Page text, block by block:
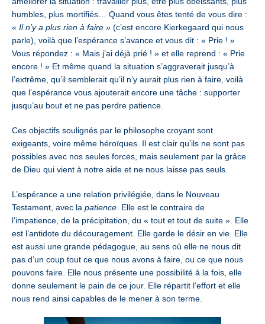
humbles, plus mortifiés… Quand vous êtes tenté de vous dire :
« Il n’y a plus rien à faire » (c’est encore Kierkegaard qui nous
parle), voilà que l’espérance s’avance et vous dit : « Prie ! »
Vous répondez : « Mais j’ai déjà prié ! » et elle reprend : « Prie
encore ! » Et même quand la situation s’aggraverait jusqu’à
l’extrême, qu’il semblerait qu’il n’y aurait plus rien à faire, voilà
que l’espérance vous ajouterait encore une tâche : supporter
jusqu’au bout et ne pas perdre patience.
Ces objectifs soulignés par le philosophe croyant sont
exigeants, voire même héroïques. Il est clair qu’ils ne sont pas
possibles avec nos seules forces, mais seulement par la grâce
de Dieu qui vient à notre aide et ne nous laisse pas seuls.
L’espérance a une relation privilégiée, dans le Nouveau
Testament, avec la patience . Elle est le contraire de
l’impatience, de la précipitation, du « tout et tout de suite ». Elle
est l’antidote du découragement. Elle garde le désir en vie. Elle
est aussi une grande pédagogue, au sens où elle ne nous dit
pas d’un coup tout ce que nous avons à faire, ou ce que nous
pouvons faire. Elle nous présente une possibilité à la fois, elle
donne seulement le pain de ce jour. Elle répartit l’effort et elle
nous rend ainsi capables de le mener à son terme.